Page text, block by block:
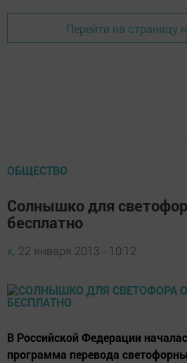
Перейти на страницу
ОБЩЕСТВО
Солнышко для
бесплатно
х, 22 января 2013 - 10:12
В Российской Федерации
программа перевода